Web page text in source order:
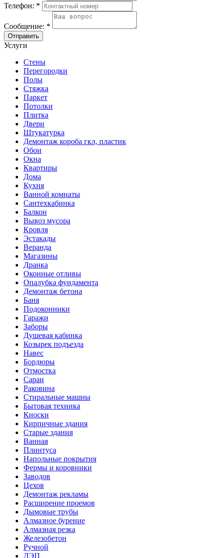
Телефон: *
Сообщение: *
Отправить
Услуги
Стены
Перегородки
Полы
Стяжка
Паркет
Потолки
Плитка
Двери
Штукатурка
Демонтаж короба гкл, пластик
Обои
Окна
Квартиры
Дома
Кухня
Ванной комнаты
Сантехкабинка
Балкон
Вывоз мусора
Кровля
Эстакады
Веранда
Магазины
Дранка
Оконные отливы
Опалубка фундамента
Демонтаж бетона
Баня
Подоконники
Гаражи
Заборы
Душевая кабинка
Козырек подъезда
Навес
Бордюры
Отмостка
Сараи
Раковина
Стиральные машиы
Бытовая техника
Киоски
Кирпичные здания
Старые здания
Ванная
Плинтуса
Напольные покрытия
Фермы и коровники
Заводов
Цехов
Демонтаж рекламы
Расширение проемов
Дымовые трубы
Алмазное бурение
Алмазная резка
Железобетон
Ручной
ЛЭП